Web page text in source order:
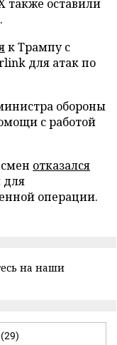
также оставили
к Трампу с
для атак по
обороны
с работой
отказался
для
операции.
на наши
(29)